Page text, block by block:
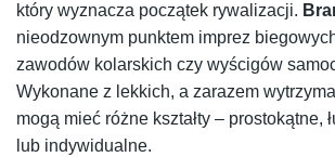
który wyznacza początek rywalizacji.
nieodzownym punktem imprez
zawodów kolarskich czy wyścigów
Wykonane z lekkich, a zarazem
mogą mieć różne kształty – prostokątne,
lub indywidualne.